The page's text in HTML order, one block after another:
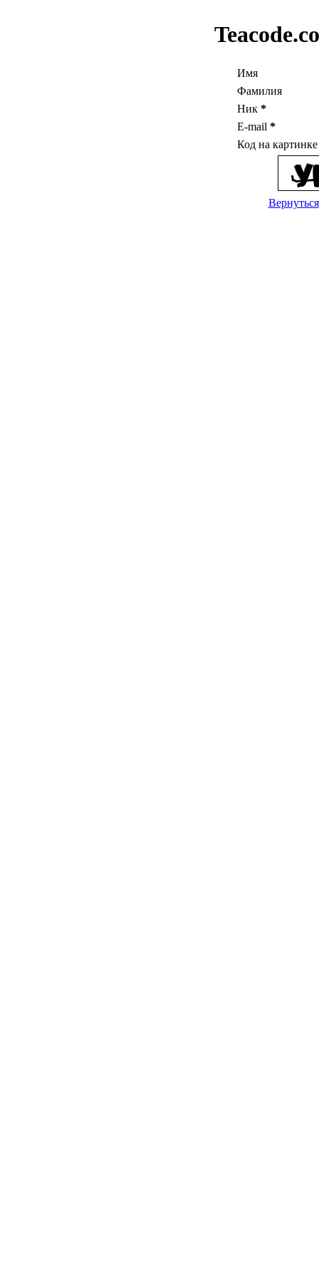
Имя
Фамилия
Ник *
E-mail *
Код на
Вернуться